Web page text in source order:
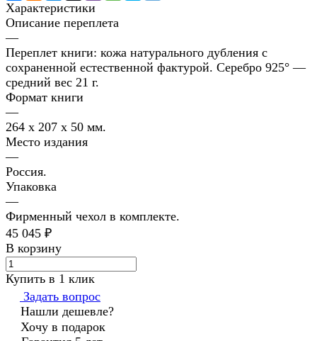
Характеристики
Описание переплета
—
Переплет книги: кожа натурального дубления с
сохраненной естественной фактурой. Серебро 925° —
средний вес 21 г.
Формат книги
—
264 x 207 x 50 мм.
Место издания
—
Россия.
Упаковка
—
Фирменный чехол в комплекте.
45 045 ₽
В корзину
Купить в 1 клик
Задать вопрос
Нашли дешевле?
Хочу в подарок